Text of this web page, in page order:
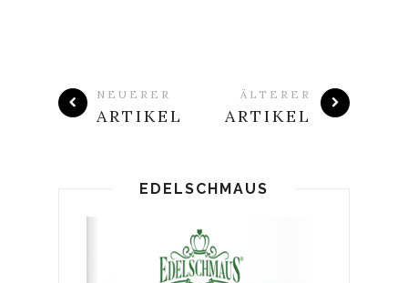
NEUERER
ARTIKEL
ÄLTERER
ARTIKEL
EDELSCHMAUS